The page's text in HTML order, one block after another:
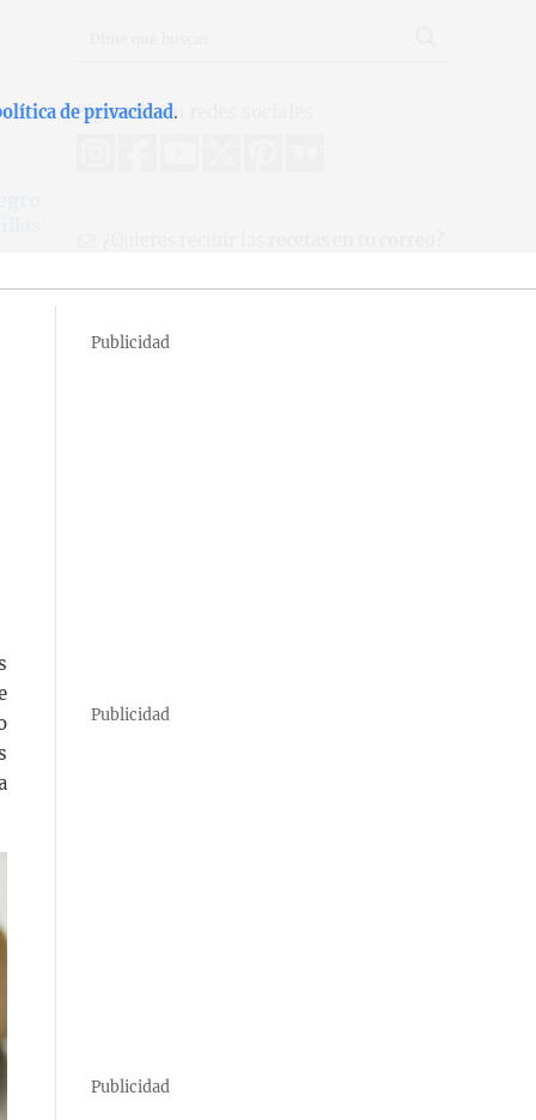
Síguenos en redes sociales
Publicidad
Publicidad
Publicidad
de privacidad.